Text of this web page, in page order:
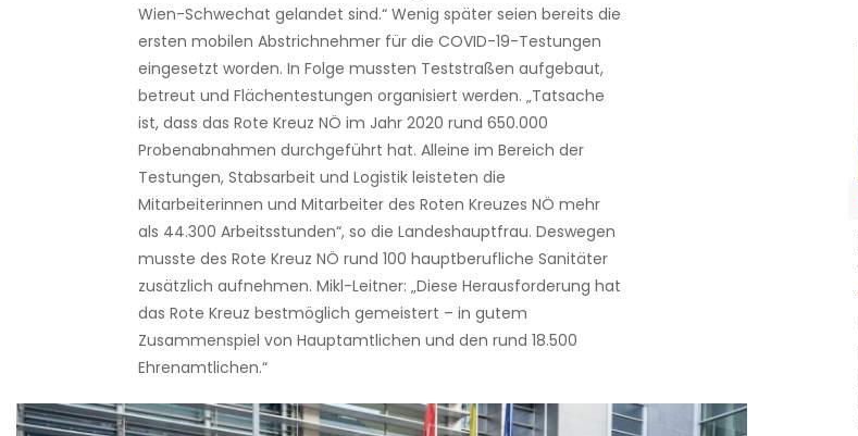
Wien-Schwechat gelandet sind.“ Wenig später seien bereits die
ersten mobilen Abstrichnehmer für die COVID-19-Testungen
eingesetzt worden. In Folge mussten Teststraßen aufgebaut,
betreut und Flächentestungen organisiert werden. „Tatsache
ist, dass das Rote Kreuz NÖ im Jahr 2020 rund 650.000
Probenabnahmen durchgeführt hat. Alleine im Bereich der
Testungen, Stabsarbeit und Logistik leisteten die
Mitarbeiterinnen und Mitarbeiter des Roten Kreuzes NÖ mehr
als 44.300 Arbeitsstunden“, so die Landeshauptfrau. Deswegen
musste des Rote Kreuz NÖ rund 100 hauptberufliche Sanitäter
zusätzlich aufnehmen. Mikl-Leitner: „Diese Herausforderung hat
das Rote Kreuz bestmöglich gemeistert – in gutem
Zusammenspiel von Hauptamtlichen und den rund 18.500
Ehrenamtlichen.“